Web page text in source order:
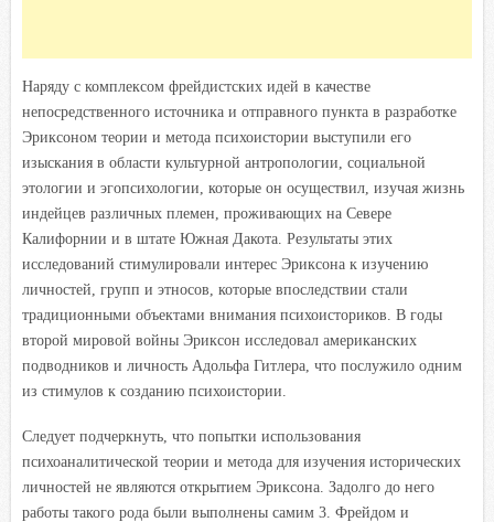
Наряду с комплексом фрейдистских идей в качестве
непосредственного источника и отправного пункта в разработке
Эриксоном теории и метода психоистории выступили его
изыскания в области культурной антропологии, социальной
этологии и эгопсихологии, которые он осуществил, изучая жизнь
индейцев различных племен, проживающих на Севере
Калифорнии и в штате Южная Дакота. Результаты этих
исследований стимулировали интерес Эриксона к изучению
личностей, групп и этносов, которые впоследствии стали
традиционными объектами внимания психоисториков. В годы
второй мировой войны Эриксон исследовал американских
подводников и личность Адольфа Гитлера, что послужило одним
из стимулов к созданию психоистории.
Следует подчеркнуть, что попытки использования
психоаналитической теории и метода для изучения исторических
личностей не являются открытием Эриксона. Задолго до него
работы такого рода были выполнены самим 3. Фрейдом и